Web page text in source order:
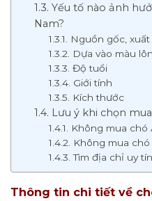
Yếu tố nào ảnh
Nam?
Nguồn gốc, xuất
Dựa vào màu
Độ tuổi
Giới tính
Kích thước
Lưu ý khi chọn
Không mua chó
Không mua
Tìm địa chỉ uy tín
Thông tin chi tiết về